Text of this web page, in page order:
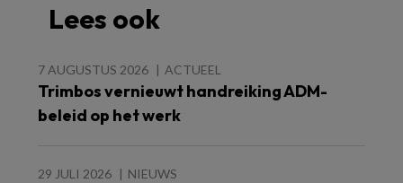
Lees ook
7 AUGUSTUS 2026 ACTUEEL
Trimbos vernieuwt handreiking ADM-
beleid op het werk
29 JULI 2026 NIEUWS